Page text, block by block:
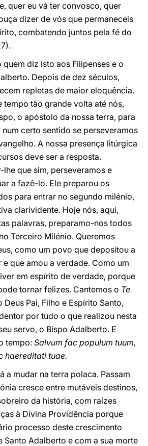
quer eu vá ter convosco, quer
dizer de vós que permaneceis
combatendo juntos pela fé do
quem diz isto aos Filipenses e o
Depois de dez séculos,
repletas de maior eloquência.
tempo tão grande volta até nós,
o apóstolo da nossa terra, para
certo sentido se perseveramos
A nossa presença litúrgica
deve ser a resposta.
lhe que sim, perseveramos e
a fazê-lo. Ele preparou os
para entrar no segundo milénio,
clarividente. Hoje nós, aqui,
palavras, preparamo-nos todos
Terceiro Milénio. Queremos
como um povo que depositou a
que amou a verdade. Como um
em espírito de verdade, porque
tornar felizes. Cantemos o Te
Pai, Filho e Espírito Santo,
por tudo o que realizou nesta
servo, o Bispo Adalberto. E
tempo: Salvum fac populum tuum,
haereditati tuae.
a mudar na terra polaca. Passam
cresce entre mutáveis destinos,
da história, com raízes
à Divina Providência porque
processo deste crescimento
Santo Adalberto e com a sua morte